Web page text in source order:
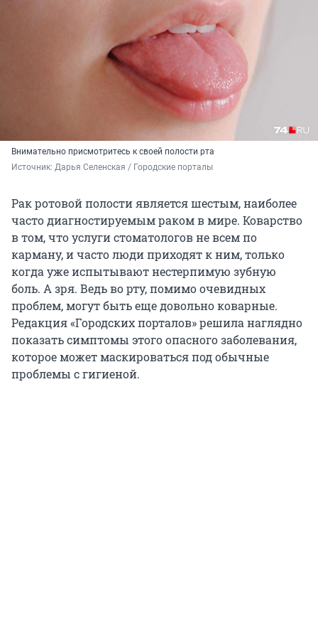
Внимательно присмотритесь к своей полости рта
Источник: Дарья Селенская / Городские порталы
Рак ротовой полости является шестым, наиболее
часто диагностируемым раком в мире. Коварство
в том, что услуги стоматологов не всем по
карману, и часто люди приходят к ним, только
когда уже испытывают нестерпимую зубную
боль. А зря. Ведь во рту, помимо очевидных
проблем, могут быть еще довольно коварные.
Редакция «Городских порталов» решила наглядно
показать симптомы этого опасного заболевания,
которое может маскироваться под обычные
проблемы с гигиеной.